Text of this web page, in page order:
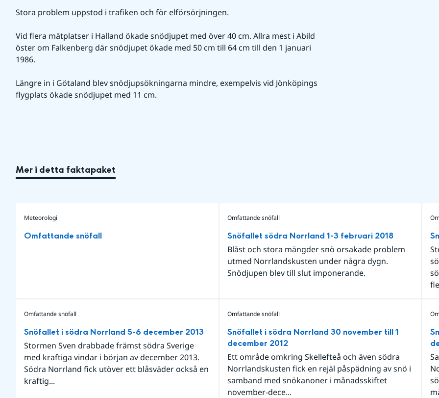
Stora problem uppstod i trafiken och för elförsörjningen.
Vid flera mätplatser i Halland ökade snödjupet med över 40 cm. Allra mest i Abild
öster om Falkenberg där snödjupet ökade med 50 cm till 64 cm till den 1 januari
1986.
Längre in i Götaland blev snödjupsökningarna mindre, exempelvis vid Jönköpings
flygplats ökade snödjupet med 11 cm.
Mer i detta faktapaket
Meteorologi
Omfattande snöfall
Omfattande snöfall
Snöfallet södra Norrland 1-3 februari 2018
Blåst och stora mängder snö orsakade problem
utmed Norrlandskusten under några dygn.
Snödjupen blev till slut imponerande.
Omfattande snöfall
Snöfallet i södra Norrland 5-6 december 2013
Stormen Sven drabbade främst södra Sverige
med kraftiga vindar i början av december 2013.
Södra Norrland fick utöver ett blåsväder också en
kraftig...
Omfattande snöfall
Snöfallet i södra Norrland 30 november till 1
december 2012
Ett område omkring Skellefteå och även södra
Norrlandskusten fick en rejäl påspädning av snö i
samband med snökanoner i månadsskiftet
november-dece...